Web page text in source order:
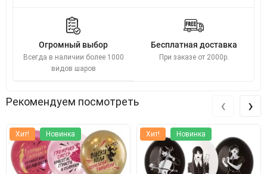
Огромный выбор
Всегда в наличии более 1000
видов шаров
Бесплатная доставка
При заказе от 2000р.
Рекомендуем посмотреть
Хит! Новинка Хит! Новинка
‹ ›